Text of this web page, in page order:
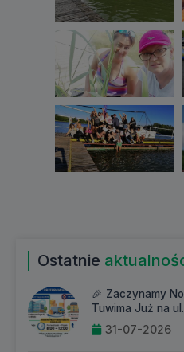
Ostatnie
🎉 Zaczynamy
Tuwima Już na
31-07-2026